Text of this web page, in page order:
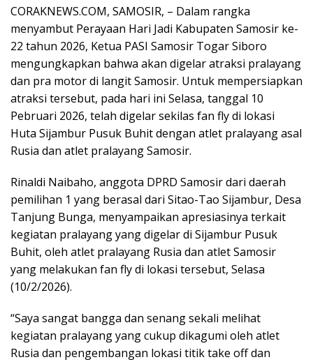
CORAKNEWS.COM, SAMOSIR, – Dalam rangka
menyambut Perayaan Hari Jadi Kabupaten Samosir ke-
22 tahun 2026, Ketua PASI Samosir Togar Siboro
mengungkapkan bahwa akan digelar atraksi pralayang
dan pra motor di langit Samosir. Untuk mempersiapkan
atraksi tersebut, pada hari ini Selasa, tanggal 10
Pebruari 2026, telah digelar sekilas fan fly di lokasi
Huta Sijambur Pusuk Buhit dengan atlet pralayang asal
Rusia dan atlet pralayang Samosir.
Rinaldi Naibaho, anggota DPRD Samosir dari daerah
pemilihan 1 yang berasal dari Sitao-Tao Sijambur, Desa
Tanjung Bunga, menyampaikan apresiasinya terkait
kegiatan pralayang yang digelar di Sijambur Pusuk
Buhit, oleh atlet pralayang Rusia dan atlet Samosir
yang melakukan fan fly di lokasi tersebut, Selasa
(10/2/2026).
“Saya sangat bangga dan senang sekali melihat
kegiatan pralayang yang cukup dikagumi oleh atlet
Rusia dan pengembangan lokasi titik take off dan